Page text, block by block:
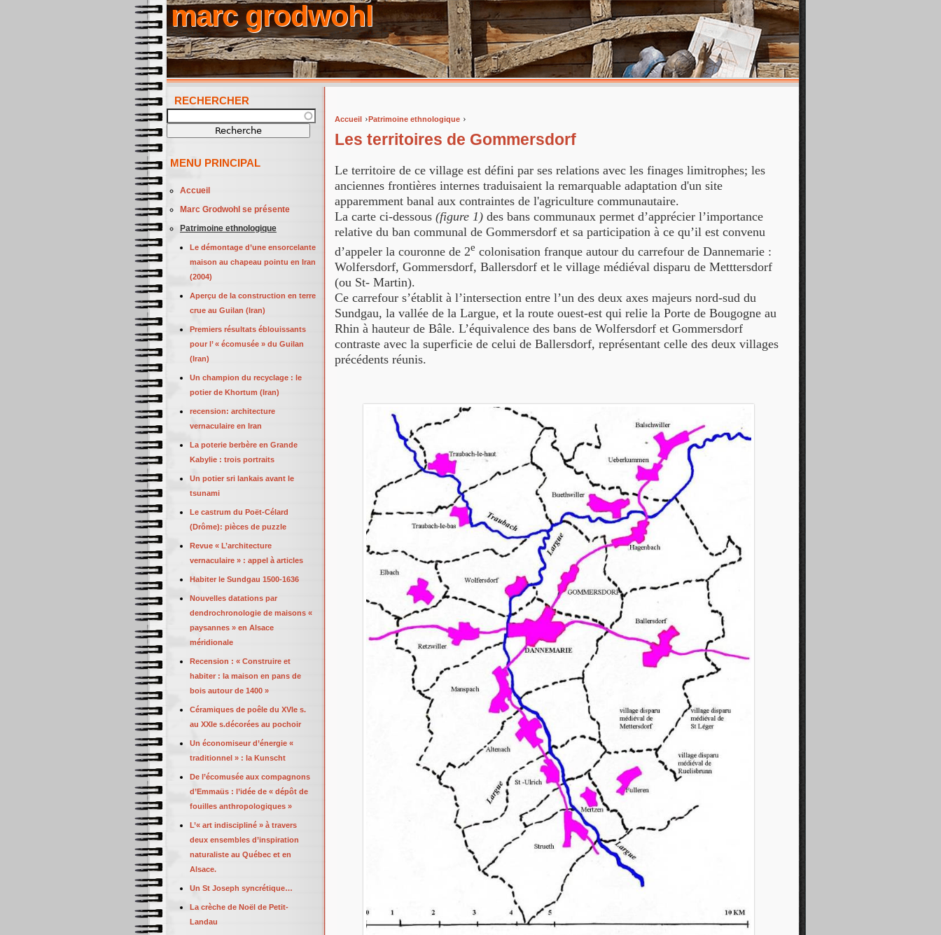
marc grodwohl
Vous êtes ici
Accueil ›Patrimoine ethnologique ›
Les territoires de Gommersdorf
Le territoire de ce village est défini par ses relations avec les finages limitrophes; les
anciennes frontières internes traduisaient la remarquable adaptation d'un site
apparemment banal aux contraintes de l'agriculture communautaire.
La carte ci-dessous (figure 1) des bans communaux permet d’apprécier l’importance
relative du ban communal de Gommersdorf et sa participation à ce qu’il est convenu
d’appeler la couronne de 2e colonisation franque autour du carrefour de Dannemarie :
Wolfersdorf, Gommersdorf, Ballersdorf et le village médiéval disparu de Metttersdorf
(ou St- Martin).
Ce carrefour s’établit à l’intersection entre l’un des deux axes majeurs nord-sud du
Sundgau, la vallée de la Largue, et la route ouest-est qui relie la Porte de Bougogne au
Rhin à hauteur de Bâle. L’équivalence des bans de Wolfersdorf et Gommersdorf
contraste avec la superficie de celui de Ballersdorf, représentant celle des deux villages
précédents réunis.
RECHERCHER
MENU PRINCIPAL
Accueil
Marc Grodwohl se présente
Patrimoine ethnologique
Le démontage d’une ensorcelante
maison au chapeau pointu en Iran
(2004)
Aperçu de la construction en terre
crue au Guilan (Iran)
Premiers résultats éblouissants
pour l’ « écomusée » du Guilan
(Iran)
Un champion du recyclage : le
potier de Khortum (Iran)
recension: architecture
vernaculaire en Iran
La poterie berbère en Grande
Kabylie : trois portraits
Un potier sri lankais avant le
tsunami
Le castrum du Poët-Célard
(Drôme): pièces de puzzle
Revue « L’architecture
vernaculaire » : appel à articles
Habiter le Sundgau 1500-1636
Nouvelles datations par
dendrochronologie de maisons «
paysannes » en Alsace
méridionale
Recension : « Construire et
habiter : la maison en pans de
bois autour de 1400 »
Céramiques de poêle du XVIe s.
au XXIe s.décorées au pochoir
Un économiseur d’énergie «
traditionnel » : la Kunscht
De l’écomusée aux compagnons
d’Emmaüs : l’idée de « dépôt de
fouilles anthropologiques »
L’« art indiscipliné » à travers
deux ensembles d’inspiration
naturaliste au Québec et en
Alsace.
Un St Joseph syncrétique…
La crèche de Noël de Petit-
Landau